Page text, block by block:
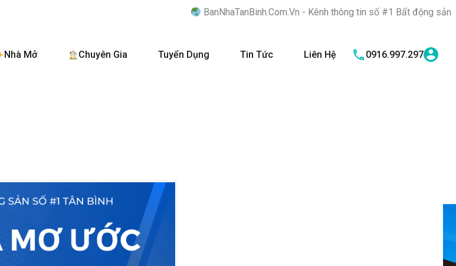
BanNhaTanBinh.Com.Vn - Kênh thông tin số #1 Bất động sản quận Tân
Nhà Mở Chuyên Gia Tuyển Dụng Tin Tức Liên Hệ 0916.997.297